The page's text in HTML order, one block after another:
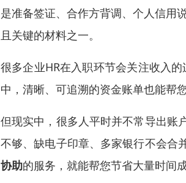
是准备签证、合作方背调、个人信用
且关键的材料之一。
很多企业HR在入职环节会关注收入
中，清晰、可追溯的资金账单也能帮
但现实中，很多人平时并不常导出账
不够、缺电子印章、多家银行不会合
协助的服务，就能帮您节省大量时间成